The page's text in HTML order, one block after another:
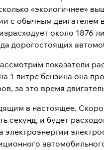
«экологичнее»
с обычным двигателем
около 1876
дорогостоящих
показатели
1 литре бензина она
за это время
в настоящее.
секунд, и будет
электроэнергии